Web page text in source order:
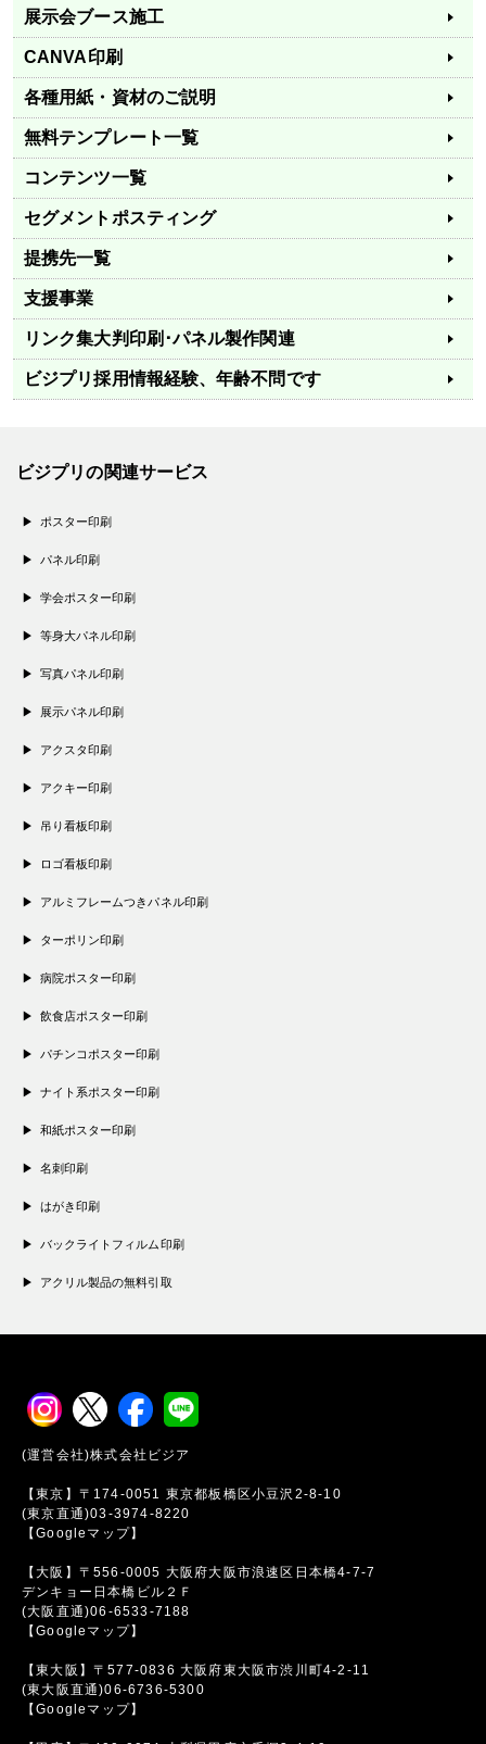
展示会ブース施工
CANVA印刷
各種用紙・資材のご説明
無料テンプレート一覧
コンテンツ一覧
セグメントポスティング
提携先一覧
支援事業
リンク集大判印刷･パネル製作関連
ビジプリ採用情報経験、年齢不問です
ビジプリの関連サービス
ポスター印刷
パネル印刷
学会ポスター印刷
等身大パネル印刷
写真パネル印刷
展示パネル印刷
アクスタ印刷
アクキー印刷
吊り看板印刷
ロゴ看板印刷
アルミフレームつきパネル印刷
ターポリン印刷
病院ポスター印刷
飲食店ポスター印刷
パチンコポスター印刷
ナイト系ポスター印刷
和紙ポスター印刷
名刺印刷
はがき印刷
バックライトフィルム印刷
アクリル製品の無料引取
(運営会社)株式会社ビジア
【東京】〒174-0051 東京都板橋区小豆沢2-8-10
(東京直通)03-3974-8220
【Googleマップ】
【大阪】〒556-0005 大阪府大阪市浪速区日本橋4-7-7
デンキョー日本橋ビル２Ｆ
(大阪直通)06-6533-7188
【Googleマップ】
【東大阪】〒577-0836 大阪府東大阪市渋川町4-2-11
(東大阪直通)06-6736-5300
【Googleマップ】